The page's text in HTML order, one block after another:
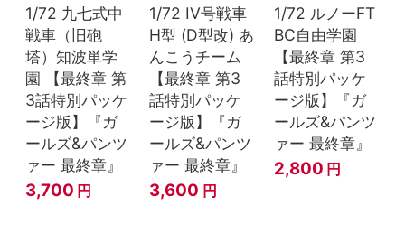
1/72 九七式中
戦車（旧砲
塔）知波単学
園 【最終章 第
3話特別パッケ
ージ版】『ガ
ールズ&パンツ
ァー 最終章』
3,700 円
1/72 IV号戦車
H型 (D型改) あ
んこうチーム
【最終章 第3
話特別パッケ
ージ版】『ガ
ールズ&パンツ
ァー 最終章』
3,600 円
1/72 ルノーFT
BC自由学園
【最終章 第3
話特別パッケ
ージ版】『ガ
ールズ&パンツ
ァー 最終章』
2,800 円